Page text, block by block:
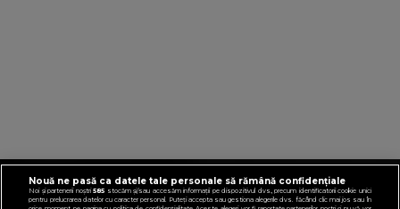
VIRGINRADIO.COM
Nouă ne pasă ca datele tale personale să rămână confidențiale
Noi și partenerii noștri585 stocăm și/sau accesăm informații pe dispozitivul dvs., precum identificatorii cookie unici
pentru prelucrarea datelor cu caracter personal. Puteți accepta sau gestiona alegerile dvs. făcând clic mai jos sau în